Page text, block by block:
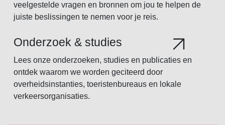
veelgestelde vragen en bronnen om jou te helpen de
juiste beslissingen te nemen voor je reis.
Onderzoek & studies
Lees onze onderzoeken, studies en publicaties en
ontdek waarom we worden geciteerd door
overheidsinstanties, toeristenbureaus en lokale
verkeersorganisaties.